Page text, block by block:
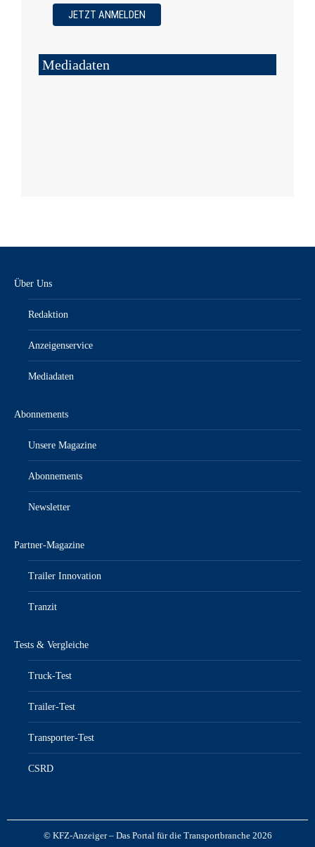
Mediadaten
Über Uns
Redaktion
Anzeigenservice
Mediadaten
Abonnements
Unsere Magazine
Abonnements
Newsletter
Partner-Magazine
Trailer Innovation
Tranzit
Tests & Vergleiche
Truck-Test
Trailer-Test
Transporter-Test
CSRD
© KFZ-Anzeiger – Das Portal für die Transportbranche 2026